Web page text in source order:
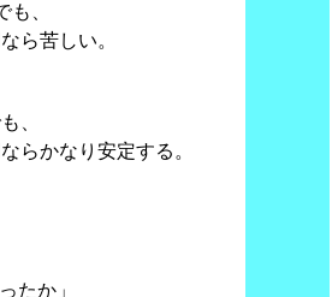
も、
ら苦しい。
、
らかなり安定する。
たか」